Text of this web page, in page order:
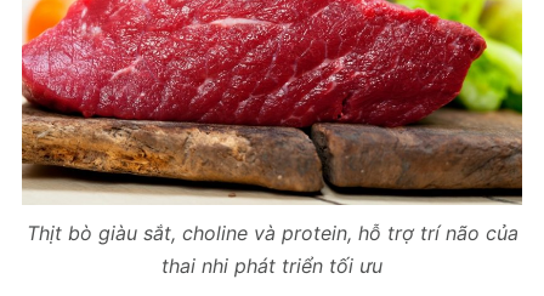
Thịt bò giàu sắt, choline và protein, hỗ trợ trí não của
thai nhi phát triển tối ưu